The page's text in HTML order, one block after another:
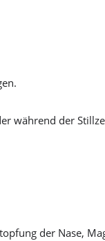
während der
der Nase,